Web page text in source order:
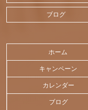
ブログ
ホーム
キャンペーン
カレンダー
ブログ